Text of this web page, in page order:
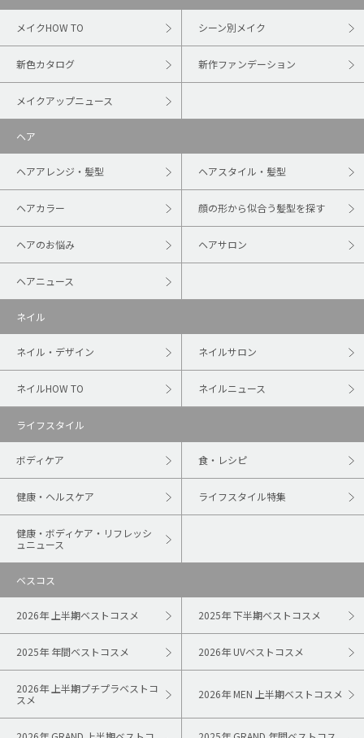
メイクHOW TO シーン別メイク
新色カタログ 新作ファンデーション
メイクアップニュース
ヘア
ヘアアレンジ・髪型 ヘアスタイル・髪型
ヘアカラー 顔の形から似合う髪型を探す
ヘアのお悩み ヘアサロン
ヘアニュース
ネイル
ネイル・デザイン ネイルサロン
ネイルHOW TO ネイルニュース
ライフスタイル
ボディケア 食・レシピ
健康・ヘルスケア ライフスタイル特集
健康・ボディケア・リフレッシ
ュニュース
ベスコス
2026年 上半期ベストコスメ 2025年 下半期ベストコスメ
2025年 年間ベストコスメ 2026年 UVベストコスメ
2026年 上半期プチプラベストコ
スメ
2026年 MEN 上半期ベストコスメ